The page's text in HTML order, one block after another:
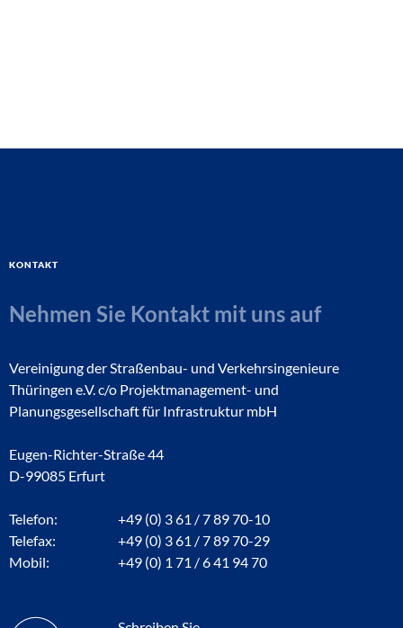
Kontakt
Nehmen Sie Kontakt mit uns auf
Vereinigung der Straßenbau- und Verkehrsingenieure
Thüringen e.V. c/o Projektmanagement- und
Planungsgesellschaft für Infrastruktur mbH
Eugen-Richter-Straße 44
D-99085 Erfurt
Telefon:
+49 (0) 3 61 / 7 89 70-10
Telefax:
+49 (0) 3 61 / 7 89 70-29
Mobil:
+49 (0) 1 71 / 6 41 94 70